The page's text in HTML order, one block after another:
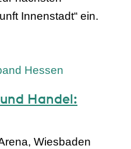
Innenstadt“ ein.
Hessen
Handel:
Wiesbaden